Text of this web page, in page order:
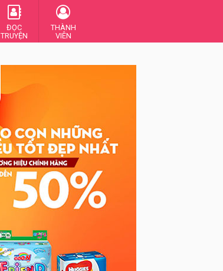
ĐỌC
TRUYỆN
THÀNH
VIÊN